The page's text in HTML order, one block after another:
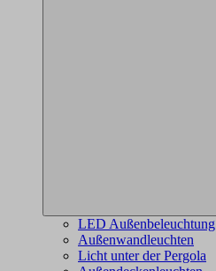
LED Außenbeleuchtung
Außenwandleuchten
Licht unter der Pergola